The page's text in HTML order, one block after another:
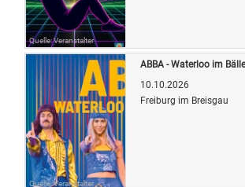
Quelle: Veranstalter
Quelle: Veranstalter
ABBA - Waterloo im
10.10.2026
Freiburg im Breisgau